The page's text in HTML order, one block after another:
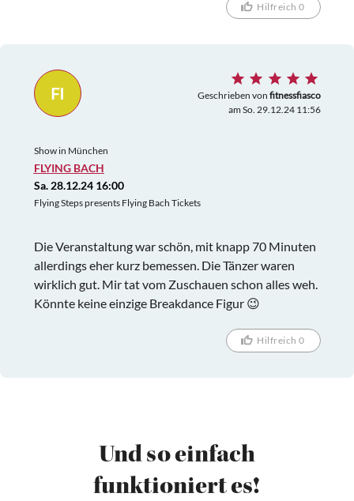
Hilfreich 0
FI Geschrieben von fitnessfiasco
am So. 29.12.24 11:56
Show in München
FLYING BACH
Sa. 28.12.24 16:00
Flying Steps presents Flying Bach Tickets
Die Veranstaltung war schön, mit knapp 70 Minuten
allerdings eher kurz bemessen. Die Tänzer waren
wirklich gut. Mir tat vom Zuschauen schon alles weh.
Könnte keine einzige Breakdance Figur 😉
Hilfreich 0
Und so einfach
funktioniert es!